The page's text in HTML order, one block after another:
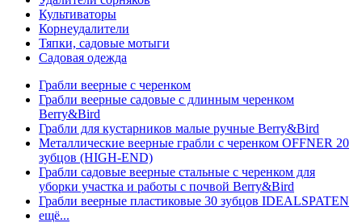
Культиваторы
Корнеудалители
Тяпки, садовые мотыги
Садовая одежда
Грабли веерные с черенком
Грабли веерные садовые с длинным черенком
Berry&Bird
Грабли для кустарников малые ручные Berry&Bird
Металлические веерные грабли с черенком OFFNER 20
зубцов (HIGH-END)
Грабли садовые веерные стальные с черенком для
уборки участка и работы с почвой Berry&Bird
Грабли веерные пластиковые 30 зубцов IDEALSPATEN
ещё...